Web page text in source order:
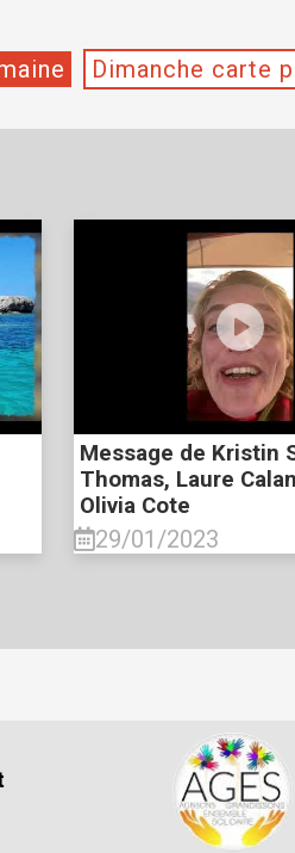
Dimanche carte
Message de Kristin
Thomas, Laure
Olivia Cote
29/01/2023